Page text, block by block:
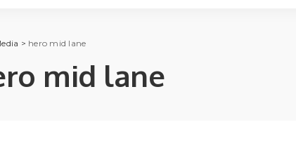
> hero mid lane
mid lane